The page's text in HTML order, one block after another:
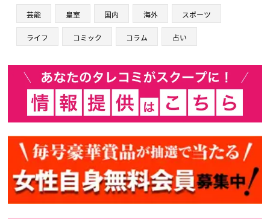
芸能 皇室 国内 海外 スポーツ
ライフ コミック コラム 占い